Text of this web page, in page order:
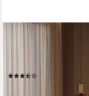
(Kopfteil mit 2 USB-
Hydraulisches